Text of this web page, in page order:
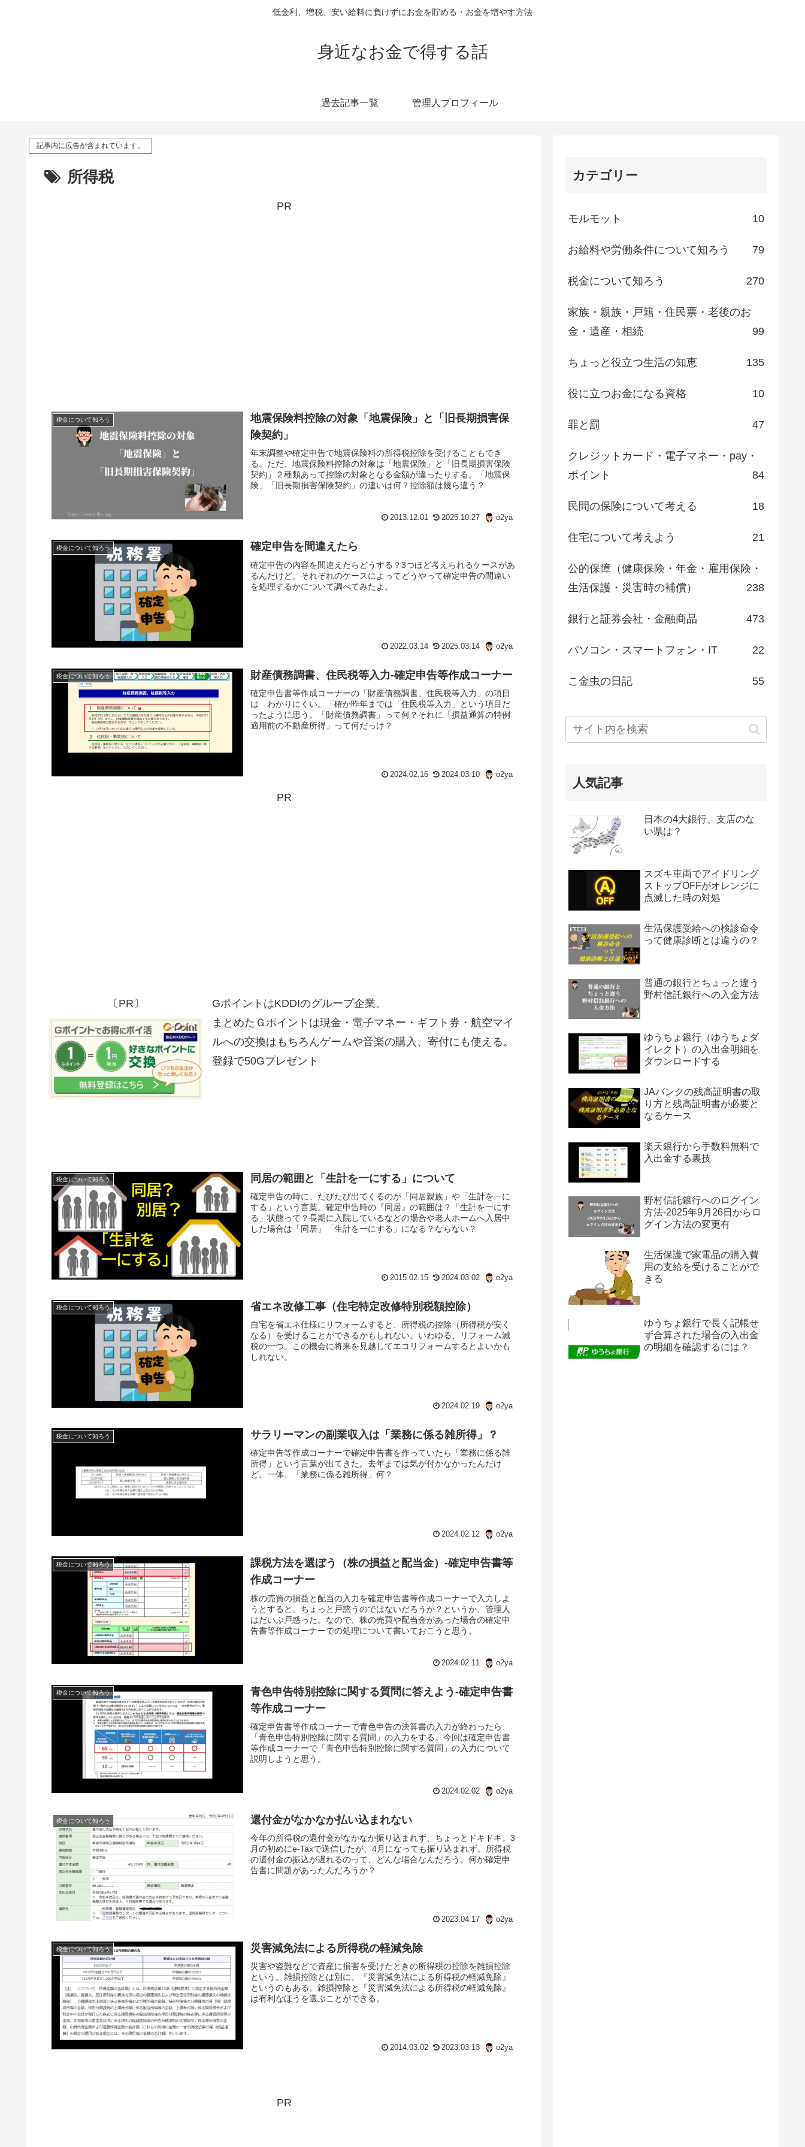
低金利、増税、安い給料に負けずにお金を貯める・お金を増やす方法
身近なお金で得する話
過去記事一覧 管理人プロフィール
記事内に広告が含まれています。
所得税
PR
税金について知ろう
地震保険料控除の対象「地震保険」と「旧長期損害保
険契約」
年末調整や確定申告で地震保険料の所得税控除を受けることもでき
る。ただ、地震保険料控除の対象は「地震保険」と「旧長期損害保険
契約」２種類あって控除の対象となる金額が違ったりする。「地震保
険」「旧長期損害保険契約」の違いは何？控除額は幾ら違う？
2013.12.01 2025.10.27 o2ya
税金について知ろう 確定申告を間違えたら
確定申告の内容を間違えたらどうする？3つほど考えられるケースがあ
るんだけど。それぞれのケースによってどうやって確定申告の間違い
を処理するかについて調べてみたよ。
2022.03.14 2025.03.14 o2ya
税金について知ろう 財産債務調書、住民税等入力-確定申告等作成コーナー
確定申告書等作成コーナーの「財産債務調書、住民税等入力」の項目
は わかりにくい。「確か昨年までは「住民税等入力」という項目だ
ったように思う。「財産債務調書」って何？それに「損益通算の特例
適用前の不動産所得」って何だっけ？
2024.02.16 2024.03.10 o2ya
PR
〔PR〕
GポイントはKDDIのグループ企業。
まとめたＧポイントは現金・電子マネー・ギフト券・航空マイ
ルへの交換はもちろんゲームや音楽の購入、寄付にも使える。
登録で50Gプレゼント
税金について知ろう 同居の範囲と「生計を一にする」について
確定申告の時に、たびたび出てくるのが「同居親族」や「生計を一に
する」という言葉。確定申告時の『同居』の範囲は？「生計を一にす
る」状態って？長期に入院しているなどの場合や老人ホームへ入居中
した場合は「同居」「生計を一にする」になる？ならない？
2015.02.15 2024.03.02 o2ya
税金について知ろう 省エネ改修工事（住宅特定改修特別税額控除）
自宅を省エネ仕様にリフォームすると、所得税の控除（所得税が安く
なる）を受けることができるかもしれない。いわゆる、リフォーム減
税の一つ。この機会に将来を見越してエコリフォームするとよいかも
しれない。
2024.02.19 o2ya
税金について知ろう サラリーマンの副業収入は「業務に係る雑所得」？
確定申告等作成コーナーで確定申告書を作っていたら「業務に係る雑
所得」という言葉が出てきた。去年までは気が付かなかったんだけ
ど。一体、「業務に係る雑所得」何？
2024.02.12 o2ya
税金について知ろう
課税方法を選ぼう（株の損益と配当金）-確定申告書等
作成コーナー
株の売買の損益と配当の入力を確定申告書等作成コーナーで入力しよ
うとすると、ちょっと戸惑うのではないだろうか？というか、管理人
はだいぶ戸惑った。なので、株の売買や配当金があった場合の確定申
告書等作成コーナーでの処理について書いておこうと思う。
2024.02.11 o2ya
税金について知ろう
青色申告特別控除に関する質問に答えよう-確定申告書
等作成コーナー
確定申告書等作成コーナーで青色申告の決算書の入力が終わったら、
「青色申告特別控除に関する質問」の入力をする。今回は確定申告書
等作成コーナーで「青色申告特別控除に関する質問」の入力について
説明しようと思う。
2024.02.02 o2ya
税金について知ろう 還付金がなかなか払い込まれない
今年の所得税の還付金がなかなか振り込まれず、ちょっとドキドキ。3
月の初めにe-Taxで送信したが、4月になっても振り込まれず。所得税
の還付金の振込が遅れるのって、どんな場合なんだろう。何か確定申
告書に問題があったんだろうか？
2023.04.17 o2ya
税金について知ろう 災害減免法による所得税の軽減免除
災害や盗難などで資産に損害を受けたときの所得税の控除を雑損控除
という。雑損控除とは別に、『災害減免法による所得税の軽減免除』
というのもある。雑損控除と『災害減免法による所得税の軽減免除』
は有利なほうを選ぶことができる。
2014.03.02 2023.03.13 o2ya
PR
カテゴリー
モルモット 10
お給料や労働条件について知ろう 79
税金について知ろう 270
家族・親族・戸籍・住民票・老後のお
金・遺産・相続
99
ちょっと役立つ生活の知恵 135
役に立つお金になる資格 10
罪と罰 47
クレジットカード・電子マネー・pay・
ポイント
84
民間の保険について考える 18
住宅について考えよう 21
公的保障（健康保険・年金・雇用保険・
生活保護・災害時の補償）
238
銀行と証券会社・金融商品 473
パソコン・スマートフォン・IT 22
こ金虫の日記 55
人気記事
日本の4大銀行、支店のな
い県は？
スズキ車両でアイドリング
ストップOFFがオレンジに
点滅した時の対処
生活保護受給への検診命令
って健康診断とは違うの？
普通の銀行とちょっと違う
野村信託銀行への入金方法
ゆうちょ銀行（ゆうちょダ
イレクト）の入出金明細を
ダウンロードする
JAバンクの残高証明書の取
り方と残高証明書が必要と
なるケース
楽天銀行から手数料無料で
入出金する裏技
野村信託銀行へのログイン
方法-2025年9月26日からロ
グイン方法の変更有
生活保護で家電品の購入費
用の支給を受けることがで
きる
ゆうちょ銀行で長く記帳せ
ず合算された場合の入出金
の明細を確認するには？